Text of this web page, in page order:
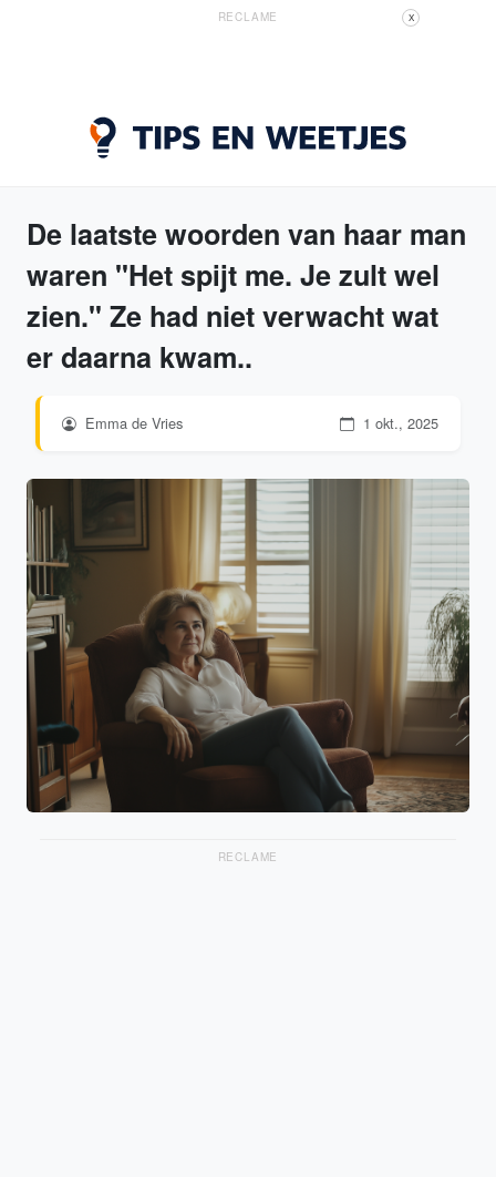
RECLAME X
De laatste woorden van haar man
waren "Het spijt me. Je zult wel
zien." Ze had niet verwacht wat
er daarna kwam..
Emma de Vries 1 okt., 2025
RECLAME